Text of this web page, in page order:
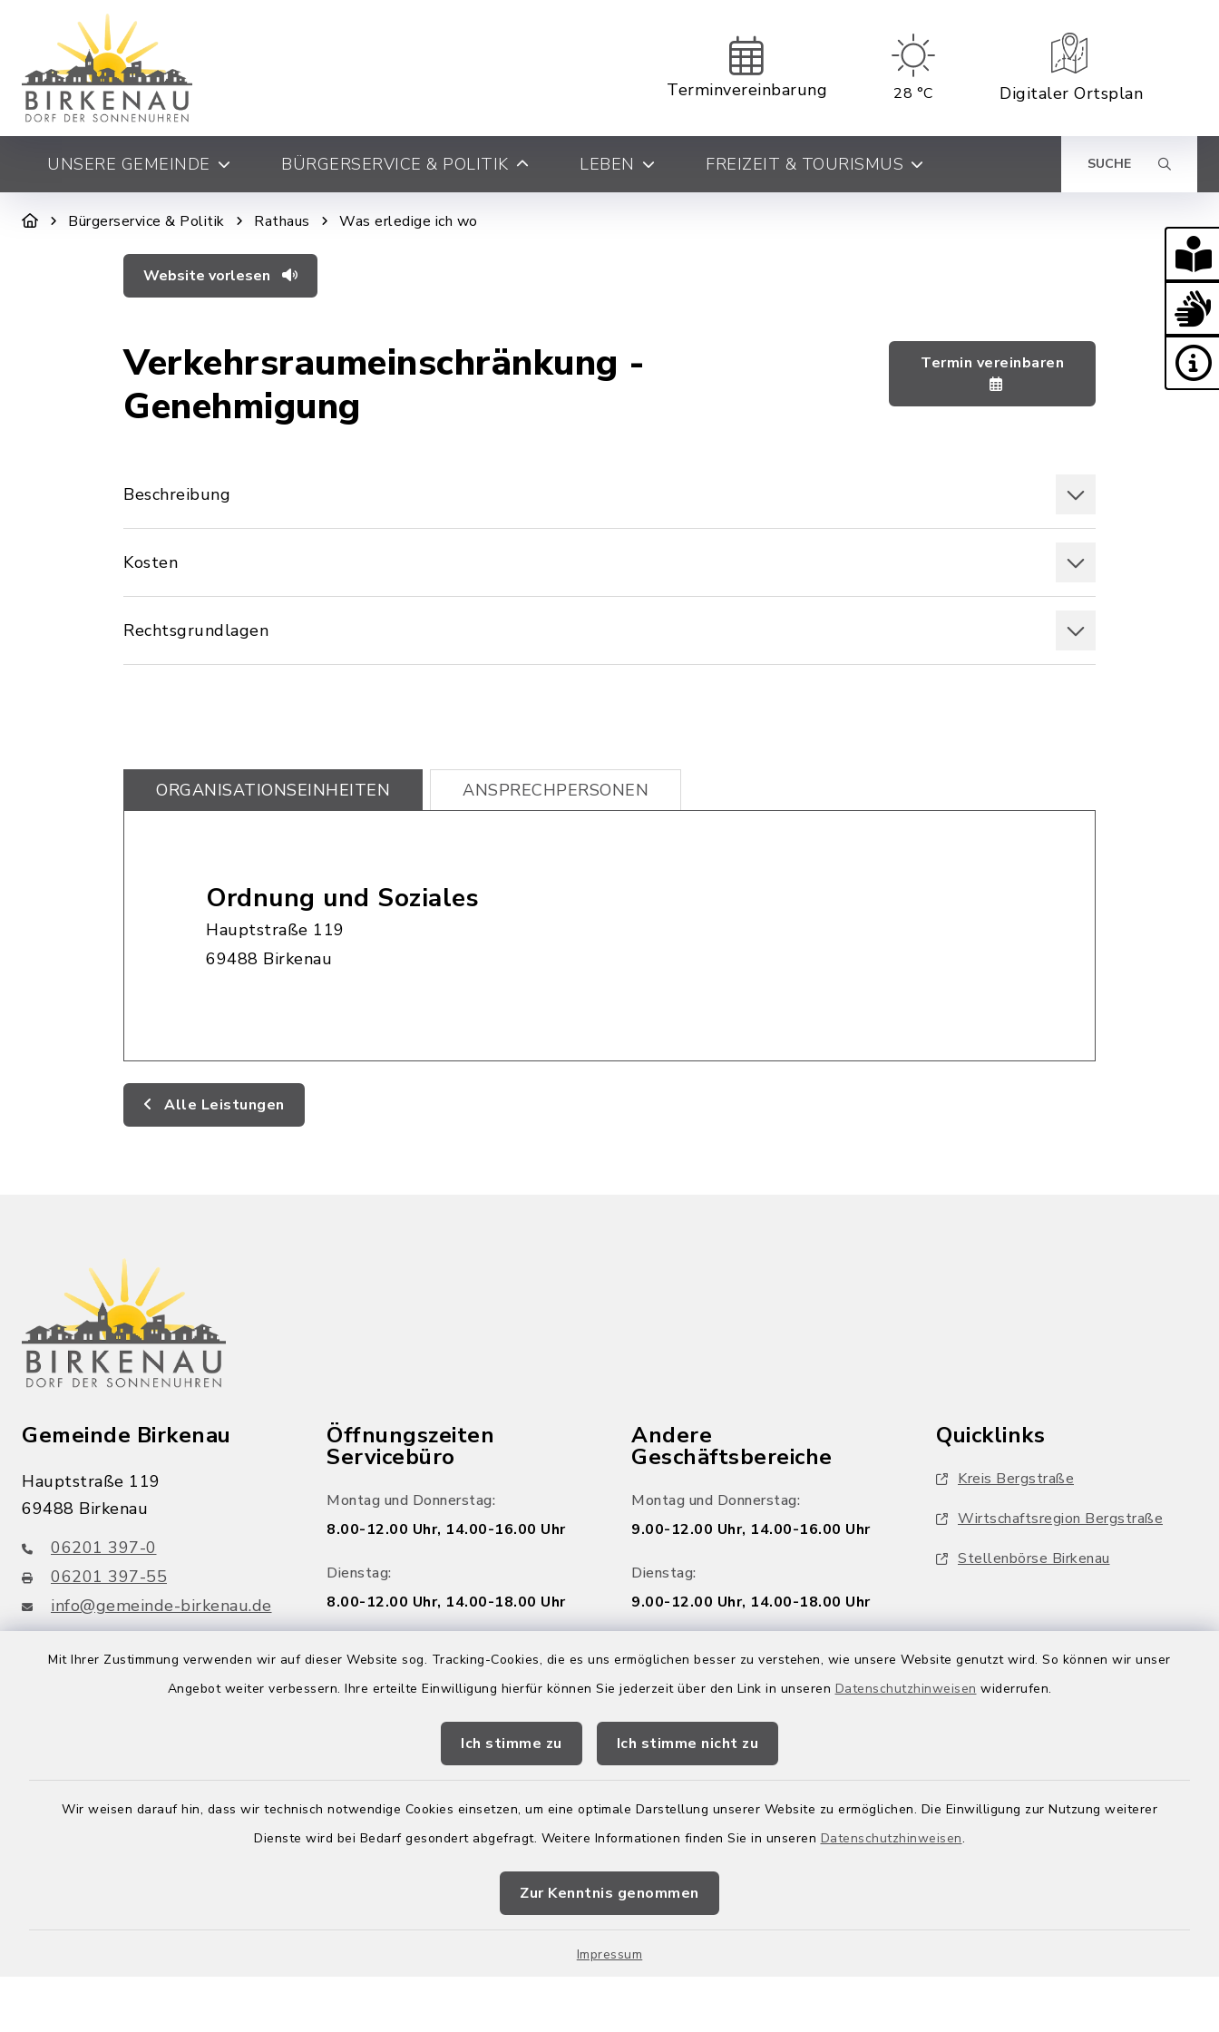
Mit Ihrer Zustimmung verwenden wir auf dieser Website sog. Tracking-Cookies, die es uns ermöglichen besser zu verstehen, wie unsere Website genutzt wird. So können wir unser
Angebot weiter verbessern. Ihre erteilte Einwilligung hierfür können Sie jederzeit über den Link in unseren Datenschutzhinweisen widerrufen.
Ich stimme zu Ich stimme nicht zu
Wir weisen darauf hin, dass wir technisch notwendige Cookies einsetzen, um eine optimale Darstellung unserer Website zu ermöglichen. Die Einwilligung zur Nutzung weiterer
Dienste wird bei Bedarf gesondert abgefragt. Weitere Informationen finden Sie in unseren Datenschutzhinweisen.
Zur Kenntnis genommen
Impressum
Terminvereinbarung 28 °C Digitaler Ortsplan
UNSERE GEMEINDE BÜRGERSERVICE & POLITIK LEBEN FREIZEIT & TOURISMUS SUCHE
Bürgerservice & Politik Rathaus Was erledige ich wo
Website vorlesen
Verkehrsraumeinschränkung -
Genehmigung
Termin vereinbaren
Beschreibung
Kosten
Rechtsgrundlagen
ORGANISATIONS­EINHEITEN ANSPRECHPERSONEN
Ordnung und Soziales
Hauptstraße 119
69488 Birkenau
Alle Leistungen
Gemeinde Birkenau
Hauptstraße 119
69488 Birkenau
06201 397-0
06201 397-55
info@gemeinde-birkenau.de
facebookyoutube
Öffnungszeiten
Servicebüro
Montag und Donnerstag:
8.00-12.00 Uhr, 14.00-16.00 Uhr
Dienstag:
8.00-12.00 Uhr, 14.00-18.00 Uhr
Rathaus geschlossen
Andere
Geschäftsbereiche
Montag und Donnerstag:
9.00-12.00 Uhr, 14.00-16.00 Uhr
Dienstag:
9.00-12.00 Uhr, 14.00-18.00 Uhr
Online Termin vereinbaren
Quicklinks
Kreis Bergstraße
Wirtschaftsregion Bergstraße
Stellenbörse Birkenau